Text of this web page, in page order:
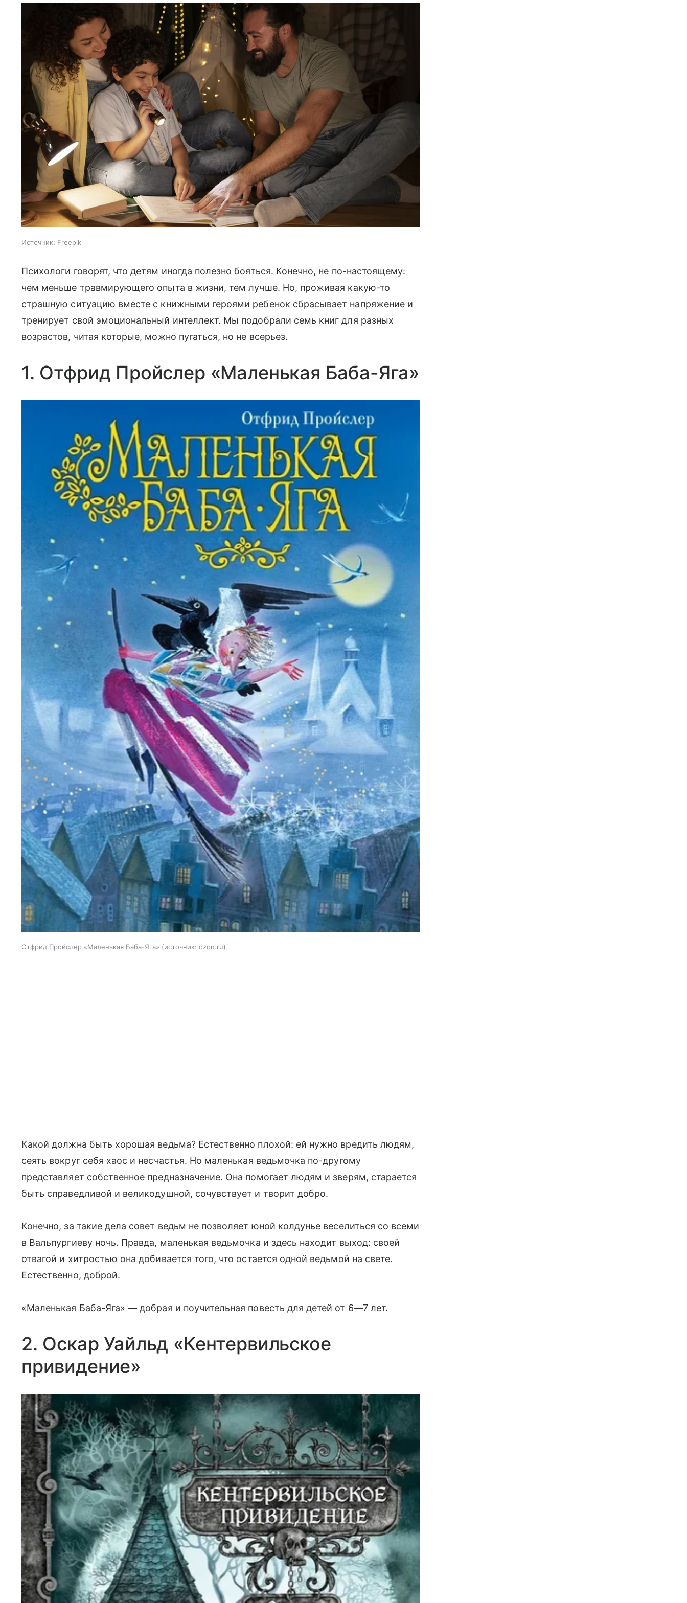
Источник: Freepik
Психологи говорят, что детям иногда полезно бояться. Конечно, не по-настоящему:
чем меньше травмирующего опыта в жизни, тем лучше. Но, проживая какую-то
страшную ситуацию вместе с книжными героями ребенок сбрасывает напряжение и
тренирует свой эмоциональный интеллект. Мы подобрали семь книг для разных
возрастов, читая которые, можно пугаться, но не всерьез.
1. Отфрид Пройслер «Маленькая Баба-Яга»
Отфрид Пройслер «Маленькая Баба-Яга» источник: ozon.ru
Какой должна быть хорошая ведьма? Естественно плохой: ей нужно вредить людям,
сеять вокруг себя хаос и несчастья. Но маленькая ведьмочка по-другому
представляет собственное предназначение. Она помогает людям и зверям, старается
быть справедливой и великодушной, сочувствует и творит добро.
Конечно, за такие дела совет ведьм не позволяет юной колдунье веселиться со всеми
в Вальпургиеву ночь. Правда, маленькая ведьмочка и здесь находит выход: своей
отвагой и хитростью она добивается того, что остается одной ведьмой на свете.
Естественно, доброй.
«Маленькая Баба-Яга» — добрая и поучительная повесть для детей от 6—7 лет.
2. Оскар Уайльд «Кентервильское
привидение»